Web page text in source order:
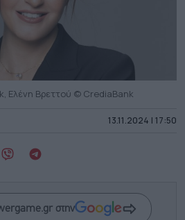
Ελένη Βρεττού © CrediaBank
13.11.2024 | 17:50
στην